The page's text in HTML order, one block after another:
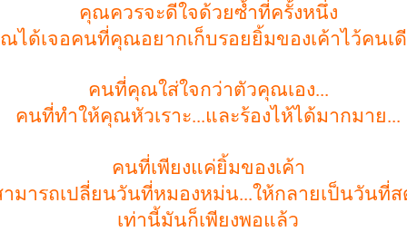
คุณควรจะดีใจด้วยซ้ำที่ครั้งหนึ่ง
ได้เจอคนที่คุณอยากเก็บรอยยิ้มของเค้าไว้คนเ
คนที่คุณใส่ใจกว่าตัวคุณเอง...
คนที่ทำให้คุณหัวเราะ...และร้องไห้ได้มากมาย...
คนที่เพียงแค่ยิ้มของเค้า
มารถเปลี่ยนวันที่หมองหม่น...ให้กลายเป็นวันที่ส
เท่านี้มันก็เพียงพอแล้ว